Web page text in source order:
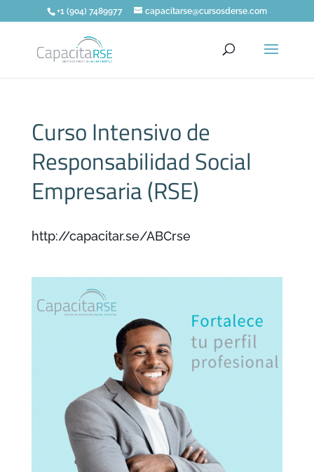
+1 (904) 7489977 capacitarse@cursosderse.com
Curso Intensivo de
Responsabilidad Social
Empresaria (RSE)
http://capacitar.se/ABCrse